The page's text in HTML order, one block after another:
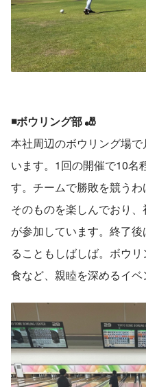
◾️ボウリング部 🎳
本社周辺のボウリング場
います。1回の開催で10名
す。チームで勝敗を競う
そのものを楽しんでおり
が参加しています。終了
ることもしばしば。ボウ
食など、親睦を深めるイベ